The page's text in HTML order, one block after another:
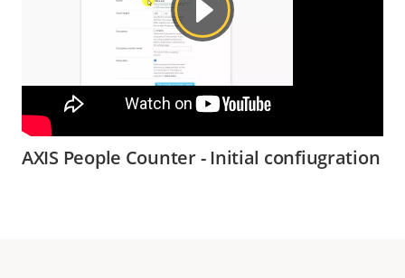
AXIS People Counter - Initial confiugration